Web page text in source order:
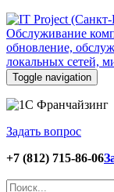
Toggle navigation
Задать вопрос
+7 (812) 715-86-06